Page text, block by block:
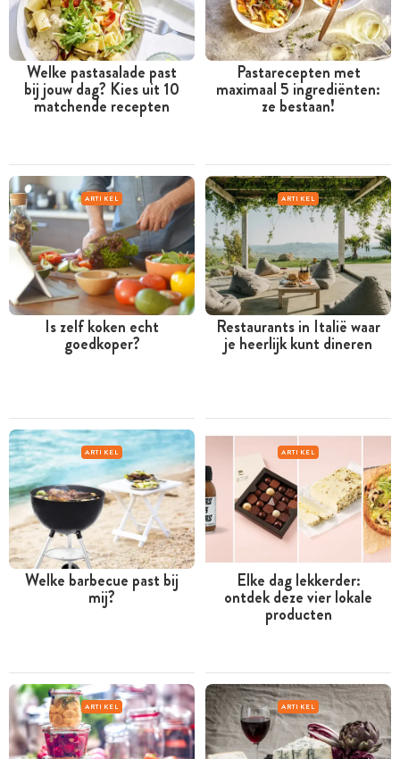
Welke pastasalade past
bij jouw dag? Kies uit 10
matchende recepten
Pastarecepten met
maximaal 5 ingrediënten:
ze bestaan!
ARTIKEL
Is zelf koken echt
goedkoper?
ARTIKEL
Restaurants in Italië waar
je heerlijk kunt dineren
ARTIKEL
Welke barbecue past bij
mij?
ARTIKEL
Elke dag lekkerder:
ontdek deze vier lokale
producten
ARTIKEL ARTIKEL